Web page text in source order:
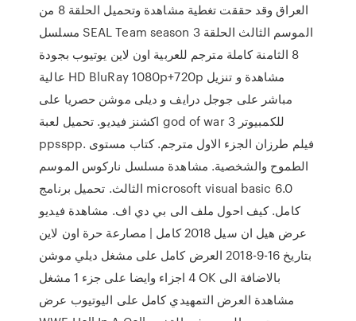
العراق وقد حققت تغطية مشاهدة وتحميل الحلقة 8 من
مسلسل SEAL Team season 3 الموسم الثالث الحلقة
8 الثامنة كاملة مترجم للعربية اون لاين يوتيوب بجودة
عالية HD BluRay 1080p+720p مشاهدة و تنزيل
مباشر على جوجل درايف و ديلى موشن حصريا على
اكشنز فيديو. تحميل لعبة god of war 3 للكمبيوتر
ppsspp. فيلم طرزان الجزء الاول مترجم. كتاب مستوى
الطموح والشخصية. مشاهدة مسلسل ناركوس الموسم
الثالث. تحميل برنامج microsoft visual basic 6.0
كامل. كيف احول ملف الى بي دي اف. مشاهدة فيديو
عرض هيل ان سيل 2018 كامل | مصارعة حرة اون لاين
بتاريخ 16-9-2018 العرض كامل على مشغل ديلي موشن
4 اجزاء وايضا على جزء 1 مشغل OK بالاضافة الى
مشاهدة العرض التمهيدي كامل على اليوتيوب عرض